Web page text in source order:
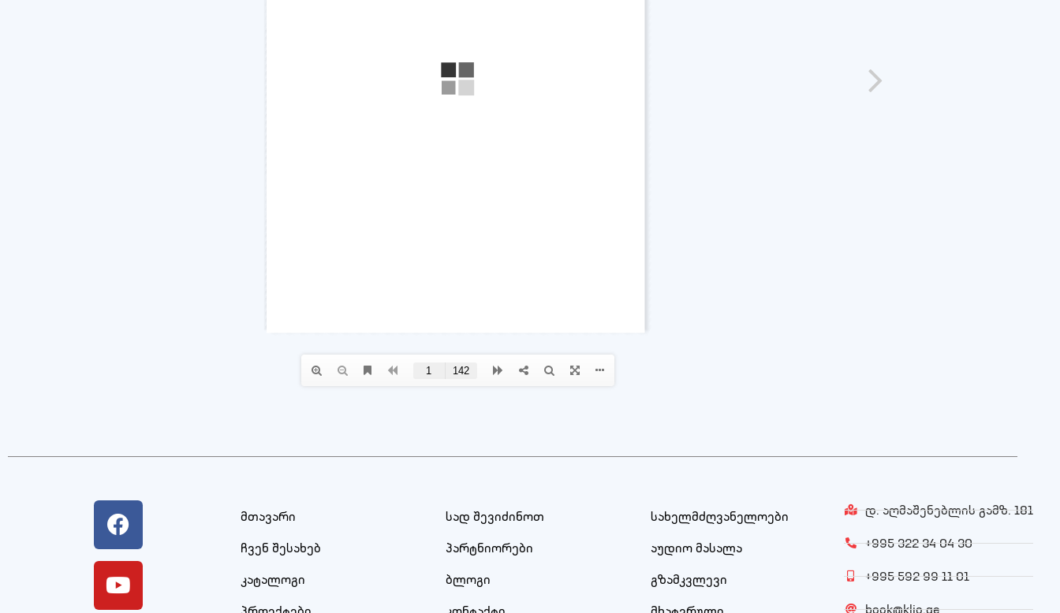
მთავარი
ჩვენ შესახებ
კატალოგი
სად შევიძინოთ
პარტნიორები
ბლოგი
სახელმძღვანელოები
აუდიო მასალა
გზამკვლევი
დ. აღმაშენებლის გამზ. 181
+995 322 34 04 30
+995 592 99 11 01
book@klio.ge